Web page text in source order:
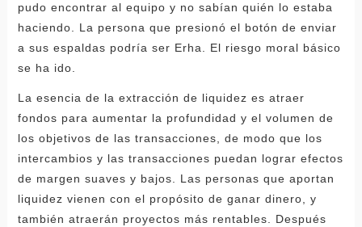
pudo encontrar al equipo y no sabían quién lo estaba
haciendo. La persona que presionó el botón de enviar
a sus espaldas podría ser Erha. El riesgo moral básico
se ha ido.
La esencia de la extracción de liquidez es atraer
fondos para aumentar la profundidad y el volumen de
los objetivos de las transacciones, de modo que los
intercambios y las transacciones puedan lograr efectos
de margen suaves y bajos. Las personas que aportan
liquidez vienen con el propósito de ganar dinero, y
también atraerán proyectos más rentables. Después